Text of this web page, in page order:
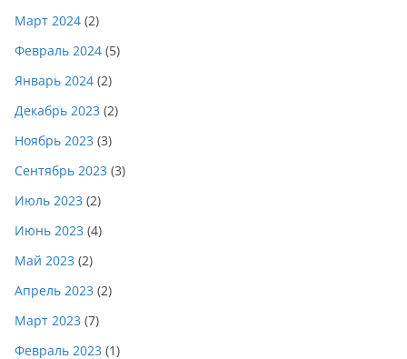
Март 2024 (2)
Февраль 2024 (5)
Январь 2024 (2)
Декабрь 2023 (2)
Ноябрь 2023 (3)
Сентябрь 2023 (3)
Июль 2023 (2)
Июнь 2023 (4)
Май 2023 (2)
Апрель 2023 (2)
Март 2023 (7)
Февраль 2023 (1)